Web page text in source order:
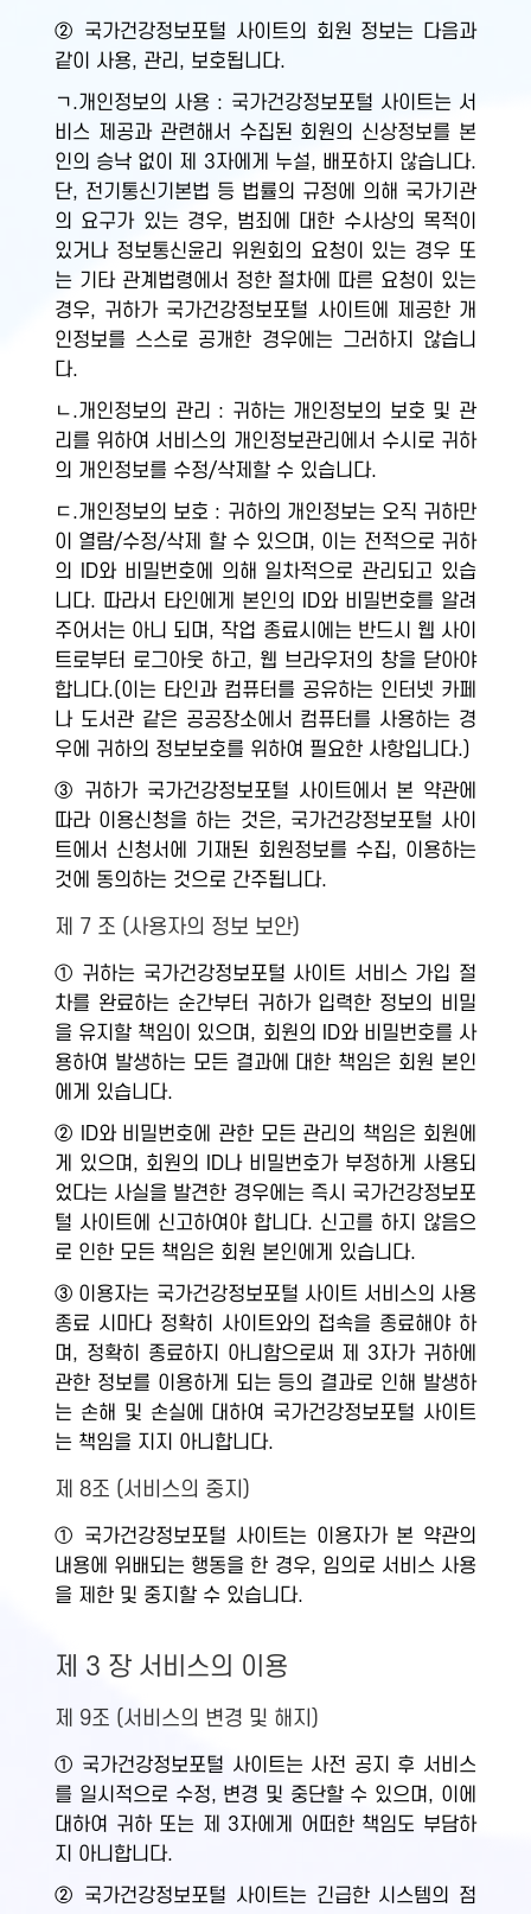
② 국가건강정보포털 사이트의 회원 정보는 다음과
같이 사용, 관리, 보호됩니다.
ㄱ.개인정보의 사용 : 국가건강정보포털 사이트는 서
비스 제공과 관련해서 수집된 회원의 신상정보를 본
인의 승낙 없이 제 3자에게 누설, 배포하지 않습니다.
단, 전기통신기본법 등 법률의 규정에 의해 국가기관
의 요구가 있는 경우, 범죄에 대한 수사상의 목적이
있거나 정보통신윤리 위원회의 요청이 있는 경우 또
는 기타 관계법령에서 정한 절차에 따른 요청이 있는
경우, 귀하가 국가건강정보포털 사이트에 제공한 개
인정보를 스스로 공개한 경우에는 그러하지 않습니
다.
ㄴ.개인정보의 관리 : 귀하는 개인정보의 보호 및 관
리를 위하여 서비스의 개인정보관리에서 수시로 귀하
의 개인정보를 수정/삭제할 수 있습니다.
ㄷ.개인정보의 보호 : 귀하의 개인정보는 오직 귀하만
이 열람/수정/삭제 할 수 있으며, 이는 전적으로 귀하
의 ID와 비밀번호에 의해 일차적으로 관리되고 있습
니다. 따라서 타인에게 본인의 ID와 비밀번호를 알려
주어서는 아니 되며, 작업 종료시에는 반드시 웹 사이
트로부터 로그아웃 하고, 웹 브라우저의 창을 닫아야
합니다.(이는 타인과 컴퓨터를 공유하는 인터넷 카페
나 도서관 같은 공공장소에서 컴퓨터를 사용하는 경
우에 귀하의 정보보호를 위하여 필요한 사항입니다.)
③ 귀하가 국가건강정보포털 사이트에서 본 약관에
따라 이용신청을 하는 것은, 국가건강정보포털 사이
트에서 신청서에 기재된 회원정보를 수집, 이용하는
것에 동의하는 것으로 간주됩니다.
제 7 조 (사용자의 정보 보안)
① 귀하는 국가건강정보포털 사이트 서비스 가입 절
차를 완료하는 순간부터 귀하가 입력한 정보의 비밀
을 유지할 책임이 있으며, 회원의 ID와 비밀번호를 사
용하여 발생하는 모든 결과에 대한 책임은 회원 본인
에게 있습니다.
② ID와 비밀번호에 관한 모든 관리의 책임은 회원에
게 있으며, 회원의 ID나 비밀번호가 부정하게 사용되
었다는 사실을 발견한 경우에는 즉시 국가건강정보포
털 사이트에 신고하여야 합니다. 신고를 하지 않음으
로 인한 모든 책임은 회원 본인에게 있습니다.
③ 이용자는 국가건강정보포털 사이트 서비스의 사용
종료 시마다 정확히 사이트와의 접속을 종료해야 하
며, 정확히 종료하지 아니함으로써 제 3자가 귀하에
관한 정보를 이용하게 되는 등의 결과로 인해 발생하
는 손해 및 손실에 대하여 국가건강정보포털 사이트
는 책임을 지지 아니합니다.
제 8조 (서비스의 중지)
① 국가건강정보포털 사이트는 이용자가 본 약관의
내용에 위배되는 행동을 한 경우, 임의로 서비스 사용
을 제한 및 중지할 수 있습니다.
제 3 장 서비스의 이용
제 9조 (서비스의 변경 및 해지)
① 국가건강정보포털 사이트는 사전 공지 후 서비스
를 일시적으로 수정, 변경 및 중단할 수 있으며, 이에
대하여 귀하 또는 제 3자에게 어떠한 책임도 부담하
지 아니합니다.
② 국가건강정보포털 사이트는 긴급한 시스템의 점